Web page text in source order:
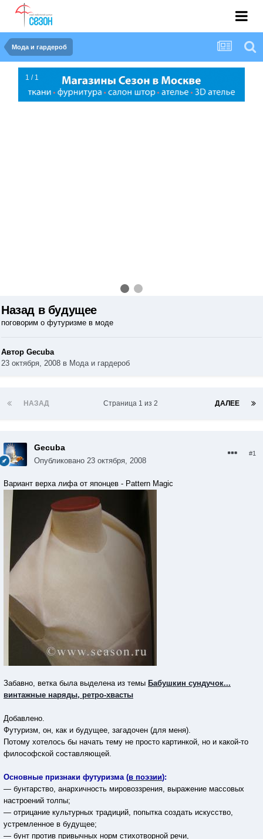
Мода и гардероб
1 / 1
Назад в будущее
поговорим о футуризме в моде
Автор Gecuba
23 октября, 2008 в Мода и гардероб
НАЗАД ДАЛЕЕ
Страница 1 из 2
Gecuba
Опубликовано 23 октября, 2008
#1
Вариант верха лифа от японцев - Pattern Magic
Забавно, ветка была выделена из темы Бабушкин сундучок...
винтажные наряды, ретро-хвасты
Добавлено.
Футуризм, он, как и будущее, загадочен (для меня).
Потому хотелось бы начать тему не просто картинкой, но и какой-то
философской составляющей.
Основные признаки футуризма (в поэзии):
— бунтарство, анархичность мировоззрения, выражение массовых
настроений толпы;
— отрицание культурных традиций, попытка создать искусство,
устремленное в будущее;
— бунт против привычных норм стихотворной речи,